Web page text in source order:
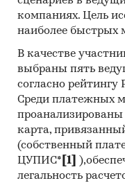
компаниях. Цель
наиболее быстрых
В качестве
выбраны пять
согласно
Среди платежных
проанализированы
карта,
(собственный
ЦУПИС* [1]
легальность